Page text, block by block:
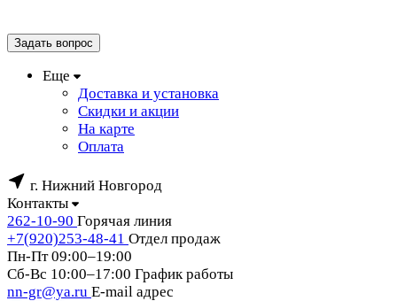
Задать вопрос
Еще
Доставка и установка
Скидки и акции
На карте
Оплата
г. Нижний Новгород
Контакты
262-10-90 Горячая линия
+7(920)253-48-41 Отдел продаж
Пн-Пт 09:00–19:00
Сб-Вс 10:00–17:00 График работы
nn-gr@ya.ru E-mail адрес